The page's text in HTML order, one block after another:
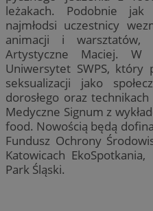
leżakach. Podobnie
najmłodsi uczestnicy
animacji i warsztatów,
Artystyczne Maciej.
Uniwersytet SWPS, który
seksualizacji jako
dorosłego oraz
Medyczne Signum z
food. Nowością będą
Fundusz Ochrony
Katowicach
Park Śląski.